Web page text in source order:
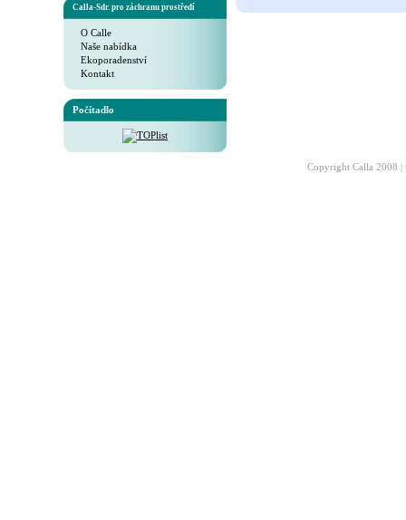
Calla-Sdr. pro záchranu prostředí
O Calle
Naše nabídka
Ekoporadenství
Kontakt
Počítadlo
Copyright Calla 2008 |